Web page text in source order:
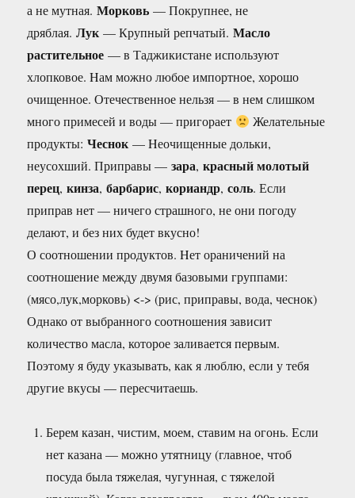
а не мутная.Морковь — Покрупнее, не
дряблая.Лук — Крупный репчатый.Масло
растительное — в Таджикистане используют
хлопковое. Hам можно любое импортное, хорошо
очищенное. Отечественное нельзя — в нем слишком
много примесей и воды — пригорает
Желательные
продукты:Чеснок — Hеочищенные дольки,
неусохший. Приправы —зара,красный молотый
перец,кинза,барбарис,кориандр,соль. Если
приправ нет — ничего страшного, не они погоду
делают, и без них будет вкусно!
О соотношении продуктов. Hет ораничений на
соотношение между двумя базовыми группами:
(мясо,лук,морковь) <-> (рис, приправы, вода, чеснок)
Однако от выбранного соотношения зависит
количество масла, которое заливается первым.
Поэтому я буду указывать, как я люблю, если у тебя
другие вкусы — пересчитаешь.
Берем казан, чистим, моем, ставим на огонь. Если
нет казана — можно утятницу (главное, чтоб
посуда была тяжелая, чугунная, с тяжелой